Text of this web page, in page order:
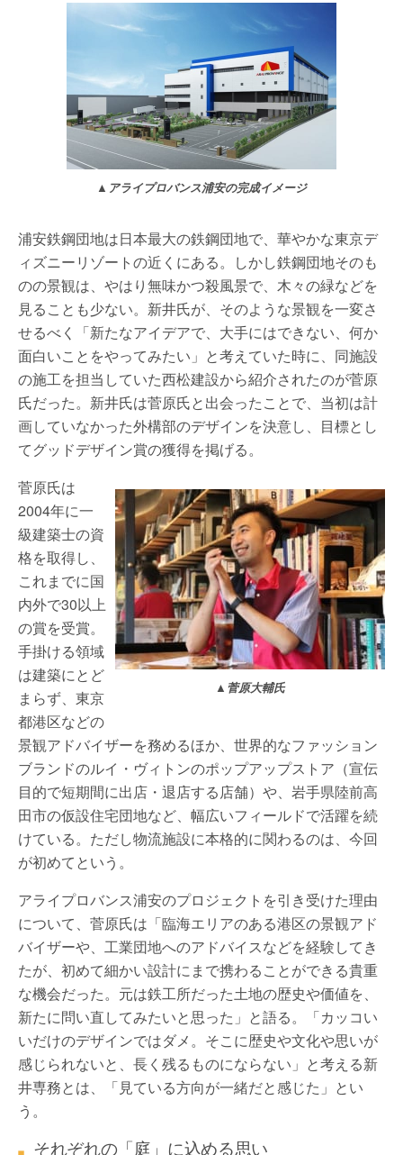
▲アライプロバンス浦安の完成イメージ
浦安鉄鋼団地は日本最大の鉄鋼団地で、華やかな東京デ
ィズニーリゾートの近くにある。しかし鉄鋼団地そのも
のの景観は、やはり無味かつ殺風景で、木々の緑などを
見ることも少ない。新井氏が、そのような景観を一変さ
せるべく「新たなアイデアで、大手にはできない、何か
面白いことをやってみたい」と考えていた時に、同施設
の施工を担当していた西松建設から紹介されたのが菅原
氏だった。新井氏は菅原氏と出会ったことで、当初は計
画していなかった外構部のデザインを決意し、目標とし
てグッドデザイン賞の獲得を掲げる。
▲菅原大輔氏
菅原氏は
2004年に一
級建築士の資
格を取得し、
これまでに国
内外で30以上
の賞を受賞。
手掛ける領域
は建築にとど
まらず、東京
都港区などの
景観アドバイザーを務めるほか、世界的なファッション
ブランドのルイ・ヴィトンのポップアップストア（宣伝
目的で短期間に出店・退店する店舗）や、岩手県陸前高
田市の仮設住宅団地など、幅広いフィールドで活躍を続
けている。ただし物流施設に本格的に関わるのは、今回
が初めてという。
アライプロバンス浦安のプロジェクトを引き受けた理由
について、菅原氏は「臨海エリアのある港区の景観アド
バイザーや、工業団地へのアドバイスなどを経験してき
たが、初めて細かい設計にまで携わることができる貴重
な機会だった。元は鉄工所だった土地の歴史や価値を、
新たに問い直してみたいと思った」と語る。「カッコい
いだけのデザインではダメ。そこに歴史や文化や思いが
感じられないと、長く残るものにならない」と考える新
井専務とは、「見ている方向が一緒だと感じた」とい
う。
それぞれの「庭」に込める思い